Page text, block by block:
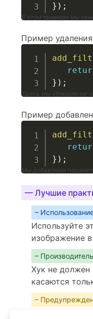
} ) ;
В этом примере мы
Пример
} ) ;
Здесь мы убираем
Пример
} ) ;
Мы добавляем
— Лучшие
–
Используйте
изображение
–
Хук не должен
касаются
–
Убедитесь,